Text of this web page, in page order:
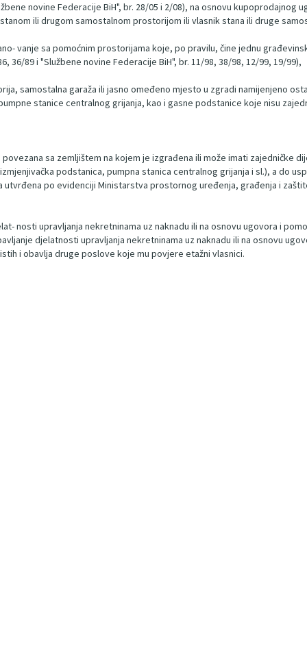
novine Federacije BiH", br. 28/05 i 2/08), na osnovu
ili drugom samostalnom prostorijom ili vlasnik stana ili druge
vanje sa pomoćnim prostorijama koje, po pravilu, čine jednu
36/89 i "Službene novine Federacije BiH", br. 11/98, 38/98, 12/99, 19/99),
samostalna garaža ili jasno omeđeno mjesto u zgradi namijenjeno
stanice centralnog grijanja, kao i gasne podstanice koje nisu
sa zemljištem na kojem je izgrađena ili može imati zajedničke
podstanica, pumpna stanica centralnog grijanja i sl.), a do
po evidenciji Ministarstva prostornog uređenja, građenja i
nosti upravljanja nekretninama uz naknadu ili na osnovu ugovora i
djelatnosti upravljanja nekretninama uz naknadu ili na osnovu
i obavlja druge poslove koje mu povjere etažni vlasnici.